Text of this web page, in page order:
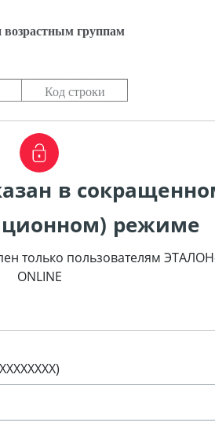
возрастным группам
Код строки
в
режиме
только пользователям
ONLINE